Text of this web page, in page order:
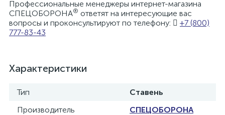
Профессиональные менеджеры интернет-магазина
СПЕЦОБОРОНА® ответят на интересующие вас
вопросы и проконсультируют по телефону:
+7 (800)
777-83-43
Характеристики
Тип
Ставень
Производитель
СПЕЦОБОРОНА